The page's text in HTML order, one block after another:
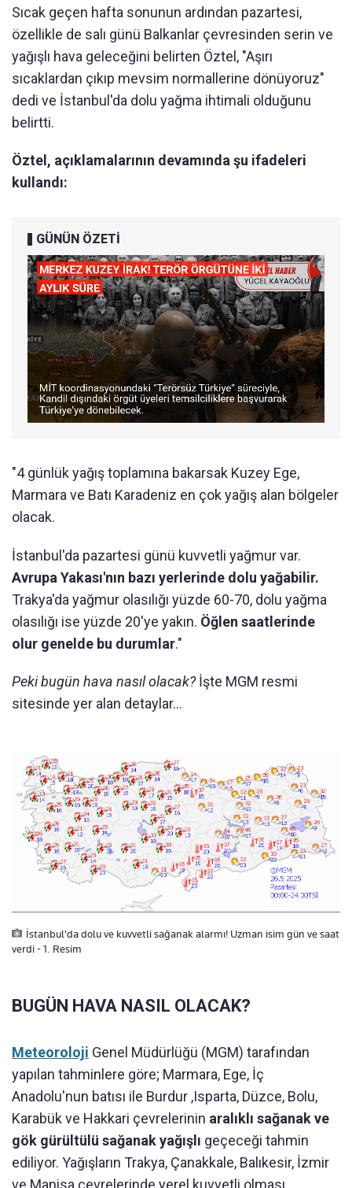
Sıcak geçen hafta sonunun ardından pazartesi,
özellikle de salı günü Balkanlar çevresinden serin ve
yağışlı hava geleceğini belirten Öztel, "Aşırı
sıcaklardan çıkıp mevsim normallerine dönüyoruz"
dedi ve İstanbul'da dolu yağma ihtimali olduğunu
belirtti.
Öztel, açıklamalarının devamında şu ifadeleri
kullandı:
GÜNÜN ÖZETİ
"4 günlük yağış toplamına bakarsak Kuzey Ege,
Marmara ve Batı Karadeniz en çok yağış alan bölgeler
olacak.
İstanbul'da pazartesi günü kuvvetli yağmur var.
Avrupa Yakası'nın bazı yerlerinde dolu yağabilir.
Trakya'da yağmur olasılığı yüzde 60-70, dolu yağma
olasılığı ise yüzde 20'ye yakın. Öğlen saatlerinde
olur genelde bu durumlar."
Peki bugün hava nasıl olacak?İşte MGM resmi
sitesinde yer alan detaylar...
İstanbul'da dolu ve kuvvetli sağanak alarmı! Uzman isim gün ve saat
verdi - 1. Resim
BUGÜN HAVA NASIL OLACAK?
Meteoroloji Genel Müdürlüğü (MGM) tarafından
yapılan tahminlere göre; Marmara, Ege, İç
Anadolu'nun batısı ile Burdur ,Isparta, Düzce, Bolu,
Karabük ve Hakkari çevrelerinin aralıklı sağanak ve
gök gürültülü sağanak yağışlı geçeceği tahmin
ediliyor. Yağışların Trakya, Çanakkale, Balıkesir, İzmir